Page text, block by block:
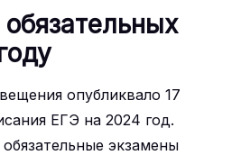
опубликвало 17
ЕГЭ на 2024 год.
экзамены